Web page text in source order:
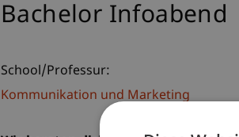
Bachelor Infoabend
School/Professur:
Kommunikation und Marketing